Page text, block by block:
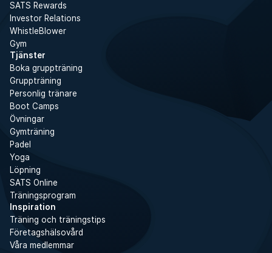
SATS Rewards
Investor Relations
WhistleBlower
Gym
Tjänster
Boka gruppträning
Gruppträning
Personlig tränare
Boot Camps
Övningar
Gymträning
Padel
Yoga
Löpning
SATS Online
Träningsprogram
Inspiration
Träning och träningstips
Företagshälsovård
Våra medlemmar